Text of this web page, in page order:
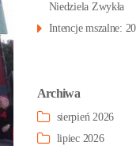
Niedziela Zwykła
Intencje mszalne:
Archiwa
sierpień 2026
lipiec 2026